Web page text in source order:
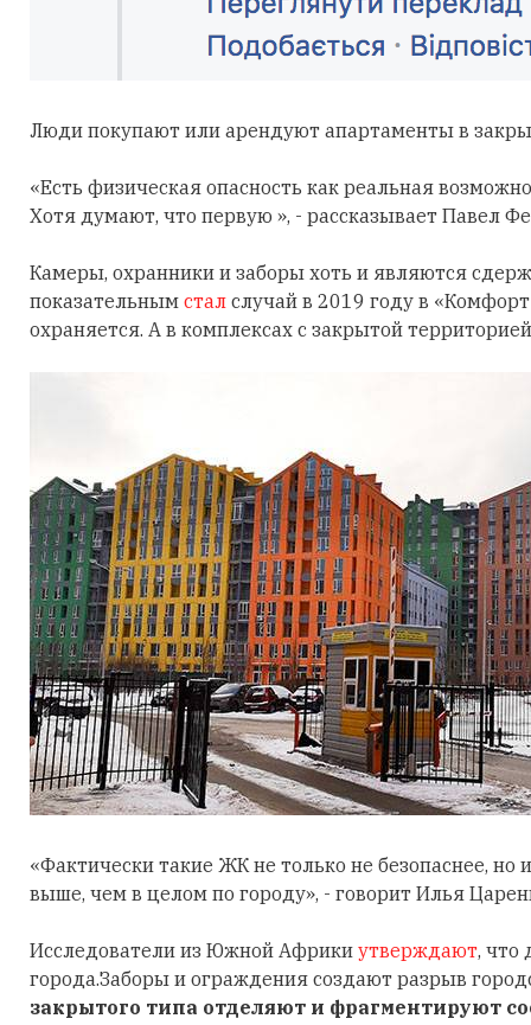
Люди покупают или арендуют апартаменты в
«Есть физическая опасность как реальная
Хотя думают, что первую », - рассказывает Павел
Камеры, охранники и заборы хоть и являются
показательным стал случай в 2019 году в
охраняется. А в комплексах с закрытой
«Фактически такие ЖК не только не безопаснее,
выше, чем в целом по городу», - говорит Илья
Исследователи из Южной Африки утверждают, что
города.Заборы и ограждения создают разрыв
закрытого типа отделяют и фрагментируют